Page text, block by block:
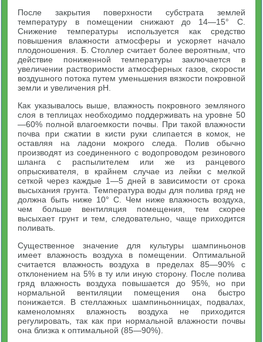
После закрытия поверхности субстрата землей
температуру в помещении снижают до 14—15° С.
Снижение температуры используется как средство
повышения влажности атмосферы и ускоряет начало
плодоношения. Б. Столлер считает более вероятным, что
действие пониженной температуры заключается в
увеличении растворимости атмосферных газов, скорости
воздушного потока путем уменьшения вязкости покровной
земли и увеличения pH.
Как указывалось выше, влажность покровного земляного
слоя в теплицах необходимо поддерживать на уровне 50
—60% полной влагоемкости почвы. При такой влажности
почва при сжатии в кисти руки слипается в комок, не
оставляя на ладони мокрого следа. Полив обычно
производят из соединенного с водопроводом резинового
шланга с распылителем или же из ранцевого
опрыскивателя, в крайнем случае из лейки с мелкой
сеткой через каждые 1—5 дней в зависимости от срока
высыхания грунта. Температура воды для полива гряд не
должна быть ниже 10° С. Чем ниже влажность воздуха,
чем больше вентиляция помещения, тем скорее
высыхает грунт и тем, следовательно, чаще приходится
поливать.
Существенное значение для культуры шампиньонов
имеет влажность воздуха в помещении. Оптимальной
считается влажность воздуха в пределах 85—90% с
отклонением на 5% в ту или иную сторону. После полива
гряд влажность воздуха повышается до 95%, но при
нормальной вентиляции помещения она быстро
понижается. В стеллажных шампиньонницах, подвалах,
каменоломнях влажность воздуха не приходится
регулировать, так как при нормальной влажности почвы
она близка к оптимальной (85—90%).